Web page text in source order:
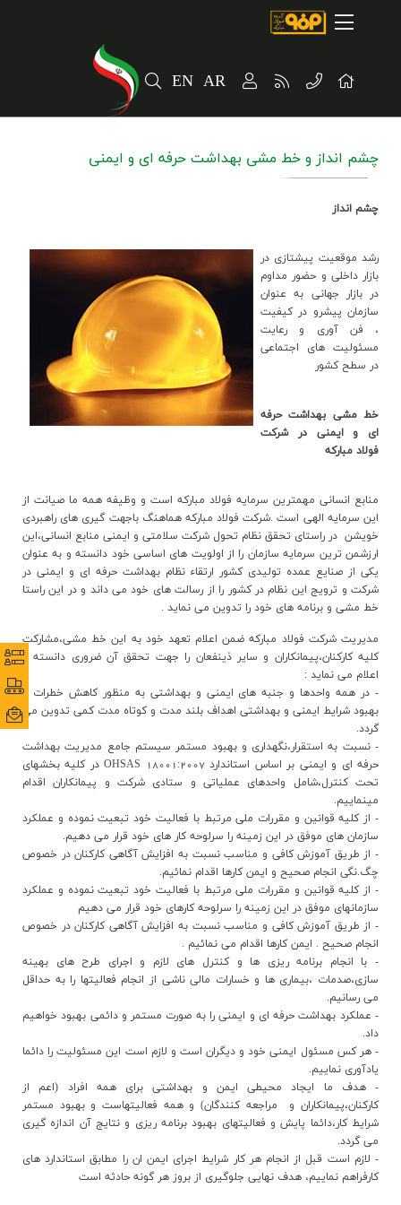
AR
EN
مسیر ماندگار
فروش و مشتریان
مسئولیت های اجتماعی
پروژه های سرمایه گذاری
پایداری
سهامداران
ارتباط با ما
چشم انداز و خط مشی بهداشت حرفه ای و ایمنی
چشم انداز
رشد موقعيت پيشتازي در
بازار داخلي و حضور مداوم
در بازار جهاني به عنوان
سازمان پيشرو در کيفيت
، فن آوري و رعايت
مسئوليت هاي اجتماعي
در سطح کشور
خط مشی بهداشت حرفه
ای و ایمنی در شرکت
فولاد مبارکه
منابع انسانی مهمترین سرمایه فولاد مبارکه است و وظیفه همه ما صیانت از
این سرمایه الهی است .شرکت فولاد مبارکه هماهنگ باجهت گیری های راهبردی
خویشن در راستای تحقق نظام تحول شرکت سلامتی و ایمنی منابع انسانی،این
ارزشمن ترین سرمایه سازمان را از اولویت های اساسی خود دانسته و به عنوان
یکی از صنایع عمده تولیدی کشور ارتقاء نظام بهداشت حرفه ای و ایمنی در
شرکت و ترویج این نظام در کشور را از رسالت های خود می داند و در این راستا
خط مشی و برنامه های خود را تدوین می نماید .
مدیریت شرکت فولاد مبارکه ضمن اعلام تعهد خود به این خط مشی،مشارکت
کلیه کارکنان،پیمانکاران و سایر ذینفعان را جهت تحقق آن ضروری دانسته و
اعلام می نماید :
- در همه واحدها و جنبه های ایمنی و بهداشتی به منظور کاهش خطرات و
بهبود شرایط ایمنی و بهداشتی اهداف بلند مدت و کوتاه مدت کمی تدوین می
گردد.
- نسبت به استقرار،نگهداری و بهبود مستمر سیستم جامع مدیریت بهداشت
حرفه ای و ایمنی بر اساس استاندارد 18001:2007 OHSAS در کلیه بخشهای
تحت کنترل،شامل واحدهای عملیاتی و ستادی شرکت و پیمانکاران اقدام
مینماییم.
- از کلیه قوانین و مقررات ملی مرتبط با فعالیت خود تبعیت نموده و عملکرد
سازمان های موفق در این زمینه را سرلوحه کار های خود قرار می دهیم.
- از طریق آموزش کافی و مناسب نسبت به افزایش آگاهی کارکنان در خصوص
چگ.نگی انجام صحیح و ایمن کارها اقدام نمائیم.
- از کلیه قوانین و مقررات ملی مرتبط با فعالیت خود تبعیت نموده و عملکرد
سازمانهای موفق در این زمینه را سرلوحه کارهای خود قرار می دهیم
- از طریق آموزش کافی و مناسب نسبت به افزایش آگاهی کارکنان در خصوص
انجام صحیح . ایمن کارها اقدام می نمائیم .
- با انجام برنامه ریزی ها و کنترل های لازم و اجرای طرح های بهینه
سازی،صدمات ،بیماری ها و خسارات مالی ناشی از انجام فعالیتها را به حداقل
می رسانیم.
- عملکرد بهداشت حرفه ای و ایمنی را به صورت مستمر و دائمی بهبود خواهیم
داد.
- هر کس مسئول ایمنی خود و دیگران است و لازم است این مسئولیت را دائما
یادآوری نماییم.
- هدف ما ایجاد محیطی ایمن و بهداشتی برای همه افراد (اعم از
کارکنان،پیمانکاران و مراجعه کنندگان) و همه فعالیتهاست و بهبود مستمر
شرایط کار،دائما پایش و فعالیتهای بهبود برنامه ریزی و نتایج آن اندازه گیری
می گردد.
- لازم است قبل از انجام هر کار شرایط اجرای ایمن ان را مطابق استاندارد های
کارفراهم نماییم، هدف نهایی جلوگیری از بروز هر گونه حادثه است